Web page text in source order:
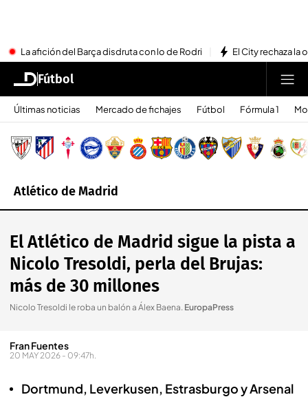
La afición del Barça disdruta con lo de Rodri El City rechaza la
Fútbol
Últimas noticias Mercado de fichajes Fútbol Fórmula 1
Atlético de Madrid
El Atlético de Madrid sigue la pista a
Nicolo Tresoldi, perla del Brujas:
más de 30 millones
Nicolo Tresoldi le roba un balón a Álex Baena. EuropaPress
Fran Fuentes
20 MAY 2026 - 09:47h.
Dortmund, Leverkusen, Estrasburgo y Arsenal